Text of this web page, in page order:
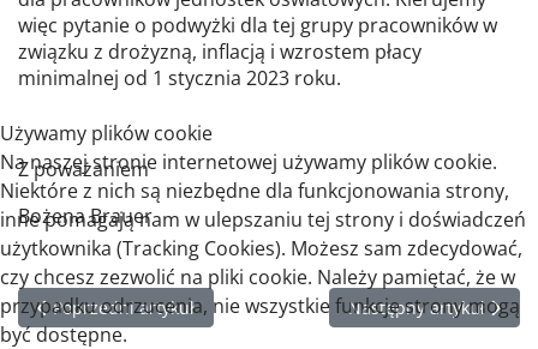
więc pytanie o podwyżki dla tej grupy pracowników w
związku z drożyzną, inflacją i wzrostem płacy
minimalnej od 1 stycznia 2023 roku.
Z poważaniem
Bożena Brauer
Poprzedni artykuł: Dodatek inflacyjny dla administracji i
Poprzedni artykuł Następny artykuł:
Następny artykuł
Używamy plików cookie
Na naszej stronie internetowej używamy plików cookie.
Niektóre z nich są niezbędne dla funkcjonowania strony,
inne pomagają nam w ulepszaniu tej strony i doświadczeń
użytkownika (Tracking Cookies). Możesz sam zdecydować,
czy chcesz zezwolić na pliki cookie. Należy pamiętać, że w
przypadku odrzucenia, nie wszystkie funkcje strony mogą
być dostępne.